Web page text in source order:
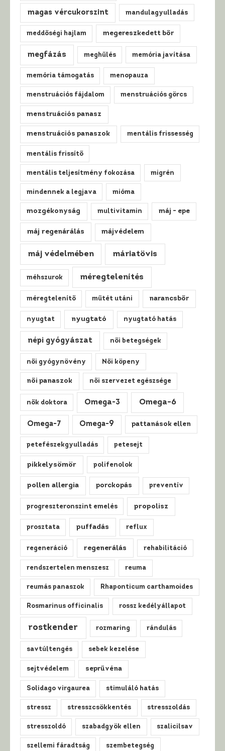
magas vércukorszint mandulagyulladás
meddőségi hajlam megereszkedett bőr
megfázás meghűlés memória javítása
memória támogatás menopauza
menstruációs fájdalom menstruációs görcs
menstruációs panasz
menstruációs panaszok mentális frissesség
mentális frissítő
mentális teljesítmény fokozása migrén
mindennek a legjava mióma
mozgékonyság multivitamin máj - epe
máj regenárálás májvédelem
máj védelmében máriatövis
méhszurok méregtelenítés
méregtelenítő műtét utáni narancsbőr
nyugtat nyugtató nyugtató hatás
népi gyógyászat női betegségek
női gyógynövény Női köpeny
női panaszok női szervezet egészsége
nők doktora Omega-3 Omega-6
Omega-7 Omega-9 pattanások ellen
petefészekgyulladás petesejt
pikkelysömör polifenolok
pollen allergia porckopás preventív
progreszteronszint emelés propolisz
prosztata puffadás reflux
regeneráció regenerálás rehabilitáció
rendszertelen menszesz reuma
reumás panaszok Rhaponticum carthamoides
Rosmarinus officinalis rossz kedélyállapot
rostkender rozmaring rándulás
savtúltengés sebek kezelése
sejtvédelem seprűvéna
Solidago virgaurea stimuláló hatás
stressz stresszcsökkentés stresszoldás
stresszoldó szabadgyök ellen szalicilsav
szellemi fáradtság szembetegség